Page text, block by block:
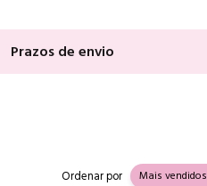
Prazos de envio
Ordenar por Mais vendidos